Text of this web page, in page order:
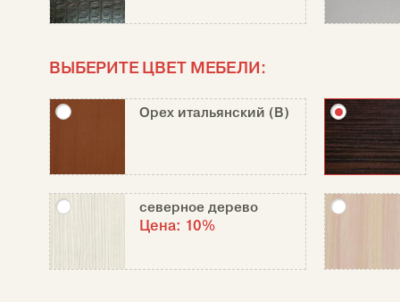
ВЫБЕРИТЕ ЦВЕТ МЕБЕЛИ:
Орех итальянский (В)
северное дерево
Цена: 10%